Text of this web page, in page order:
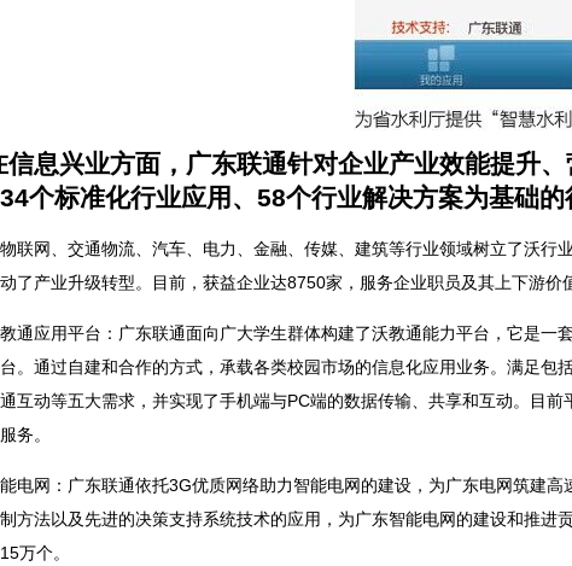
信息兴业方面，广东联通针对企业产业效能提升
个标准化行业应用、58个行业解决方案为基础的
联网、交通物流、汽车、电力、金融、传媒、建筑等行业领域树立了沃行
了产业升级转型。目前，获益企业达8750家，服务企业职员及其上下游价
通应用平台：广东联通面向广大学生群体构建了沃教通能力平台，它是
。通过自建和合作的方式，承载各类校园市场的信息化应用业务。满足包
互动等五大需求，并实现了手机端与PC端的数据传输、共享和互动。目
务。
电网：广东联通依托3G优质网络助力智能电网的建设，为广东电网筑建
方法以及先进的决策支持系统技术的应用，为广东智能电网的建设和推
万个。